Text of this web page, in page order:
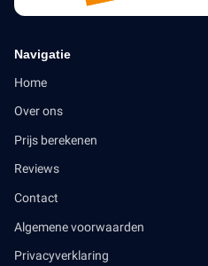
Navigatie
Home
Over ons
Prijs berekenen
Reviews
Contact
Algemene voorwaarden
Privacyverklaring